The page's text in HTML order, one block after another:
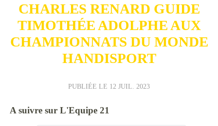
CHARLES RENARD GUIDE
TIMOTHÉE ADOLPHE AUX
CHAMPIONNATS DU MONDE
HANDISPORT
PUBLIÉE LE 12 JUIL. 2023
A suivre sur L'Equipe 21